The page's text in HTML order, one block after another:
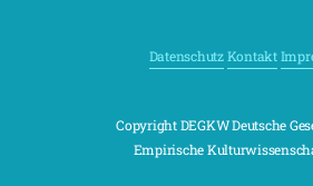
DatenschutzKontakt
Copyright DEGKW Deutsche
Empirische